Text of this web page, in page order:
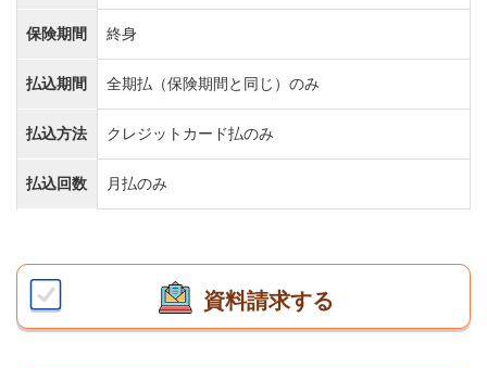
保険期間 終身
払込期間 全期払（保険期間と同じ）のみ
払込方法 クレジットカード払のみ
払込回数 月払のみ
資料請求する